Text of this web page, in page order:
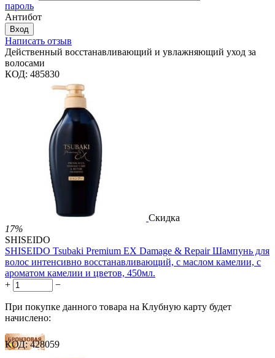
пароль
Антибот
Вход
Написать отзыв
Действенный восстанавливающий и увлажняющий уход за
волосами
КОД: 485830
Скидка
17%
SHISEIDO
SHISEIDO Tsubaki Premium EX Damage & Repair Шампунь для
волос интенсивно восстанавливающий, с маслом камелии, с
ароматом камелии и цветов, 450мл.
+
−
При покупке данного товара на Клубную карту будет
начислено:
КОД: 428059